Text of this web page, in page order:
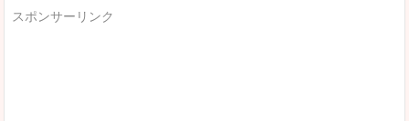
スポンサーリンク